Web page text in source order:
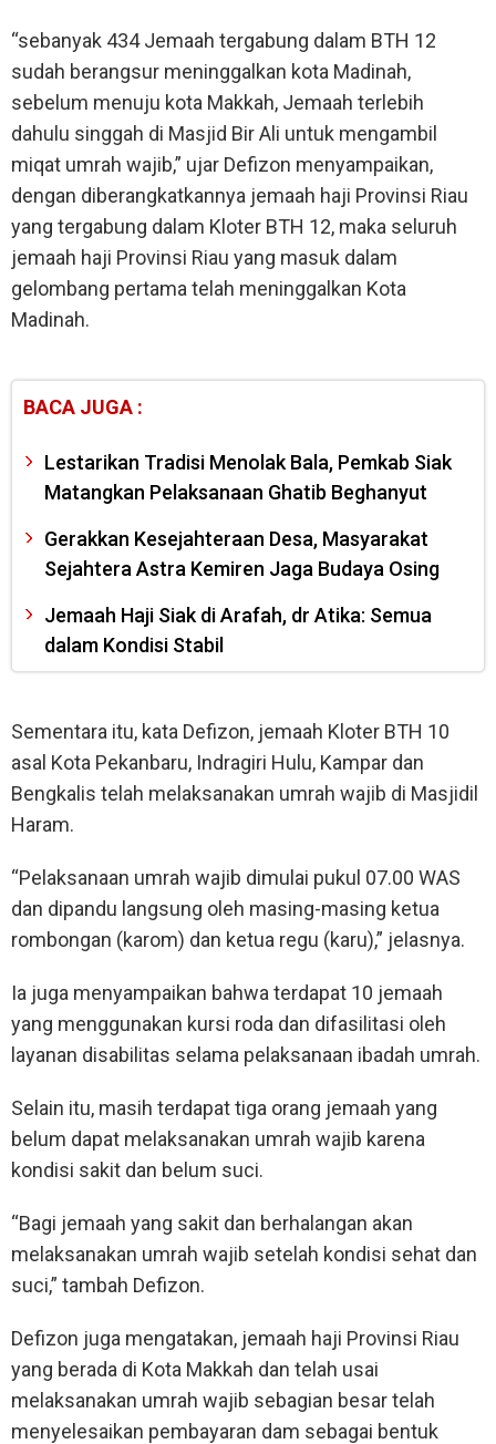
“sebanyak 434 Jemaah tergabung dalam BTH 12
sudah berangsur meninggalkan kota Madinah,
sebelum menuju kota Makkah, Jemaah terlebih
dahulu singgah di Masjid Bir Ali untuk mengambil
miqat umrah wajib,” ujar Defizon menyampaikan,
dengan diberangkatkannya jemaah haji Provinsi Riau
yang tergabung dalam Kloter BTH 12, maka seluruh
jemaah haji Provinsi Riau yang masuk dalam
gelombang pertama telah meninggalkan Kota
Madinah.
BACA JUGA :
Lestarikan Tradisi Menolak Bala, Pemkab Siak
Matangkan Pelaksanaan Ghatib Beghanyut
Gerakkan Kesejahteraan Desa, Masyarakat
Sejahtera Astra Kemiren Jaga Budaya Osing
Jemaah Haji Siak di Arafah, dr Atika: Semua
dalam Kondisi Stabil
Sementara itu, kata Defizon, jemaah Kloter BTH 10
asal Kota Pekanbaru, Indragiri Hulu, Kampar dan
Bengkalis telah melaksanakan umrah wajib di Masjidil
Haram.
“Pelaksanaan umrah wajib dimulai pukul 07.00 WAS
dan dipandu langsung oleh masing-masing ketua
rombongan (karom) dan ketua regu (karu),” jelasnya.
Ia juga menyampaikan bahwa terdapat 10 jemaah
yang menggunakan kursi roda dan difasilitasi oleh
layanan disabilitas selama pelaksanaan ibadah umrah.
Selain itu, masih terdapat tiga orang jemaah yang
belum dapat melaksanakan umrah wajib karena
kondisi sakit dan belum suci.
“Bagi jemaah yang sakit dan berhalangan akan
melaksanakan umrah wajib setelah kondisi sehat dan
suci,” tambah Defizon.
Defizon juga mengatakan, jemaah haji Provinsi Riau
yang berada di Kota Makkah dan telah usai
melaksanakan umrah wajib sebagian besar telah
menyelesaikan pembayaran dam sebagai bentuk